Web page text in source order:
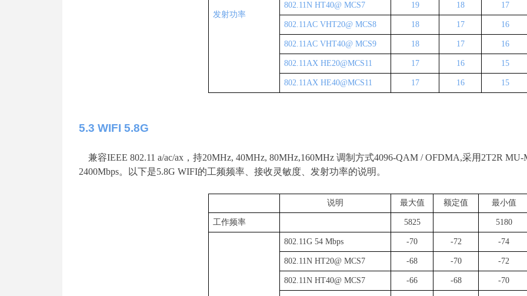
发射功率
802.11N HT40@ MCS7 19 18 17
802.11AC VHT20@ MCS8 18 17 16
802.11AC VHT40@ MCS9 18 17 16
802.11AX HE20@MCS11 17 16 15
802.11AX HE40@MCS11 17 16 15
5.3 WIFI 5.8G
兼容IEEE 802.11 a/ac/ax ， 持20MHz, 40MHz, 80MHz,160MHz 调制方式4096-QAM / OFDMA,采用 2T2R MU-
2400Mbps。以下是5.8G WIFI的工频频率、接收灵敏度、发射功率的说明。
说明 最大值 额定值 最小值
工作频率 5825 5180
802.11G 54 Mbps -70 -72 -74
802.11N HT20@ MCS7 -68 -70 -72
802.11N HT40@ MCS7 -66 -68 -70